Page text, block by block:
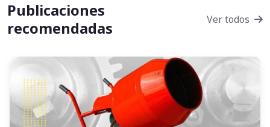
Publicaciones
recomendadas
Ver todos